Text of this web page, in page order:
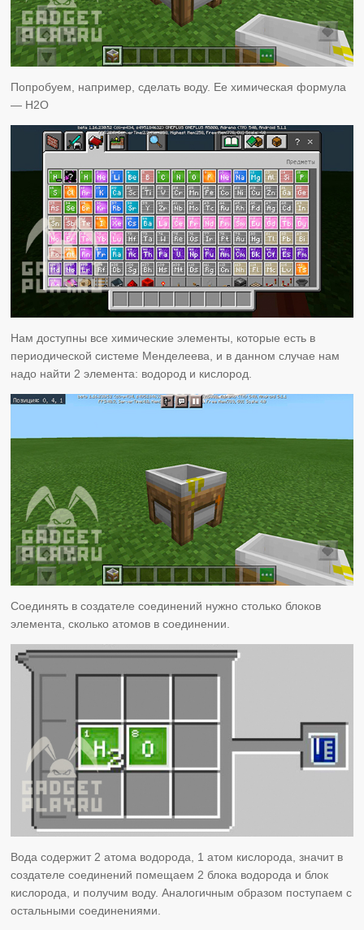
Попробуем, например, сделать воду. Ее химическая формула
— H2O
Нам доступны все химические элементы, которые есть в
периодической системе Менделеева, и в данном случае нам
надо найти 2 элемента: водород и кислород.
Соединять в создателе соединений нужно столько блоков
элемента, сколько атомов в соединении.
Вода содержит 2 атома водорода, 1 атом кислорода, значит в
создателе соединений помещаем 2 блока водорода и блок
кислорода, и получим воду. Аналогичным образом поступаем с
остальными соединениями.